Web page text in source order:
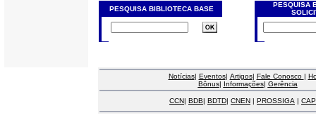
PESQUISA BIBLIOTECA BASE
PESQUISA
Notícias| Eventos| Artigos| Fale Conosco |
Bônus| Informações| Gerência
CCN| BDB| BDTD| CNEN | PROSSIGA |